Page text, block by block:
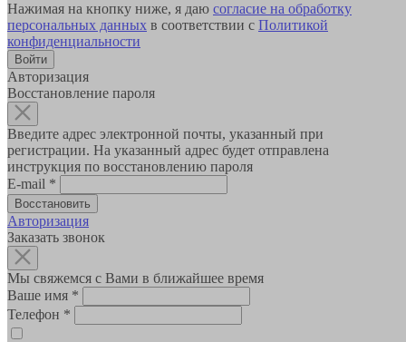
Нажимая на кнопку ниже, я даю согласие на обработку
персональных данных в соответствии с Политикой
конфиденциальности
Авторизация
Восстановление пароля
Введите адрес электронной почты, указанный при
регистрации. На указанный адрес будет отправлена
инструкция по восстановлению пароля
E-mail *
Авторизация
Заказать звонок
Мы свяжемся с Вами в ближайшее время
Ваше имя *
Телефон *